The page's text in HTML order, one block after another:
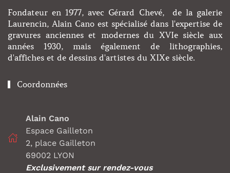
Fondateur en 1977, avec Gérard Chevé, de la galerie
Laurencin, Alain Cano est spécialisé dans l'expertise de
gravures anciennes et modernes du XVIe siècle aux
années 1930, mais également de lithographies,
d'affiches et de dessins d'artistes du XIXe siècle.
Coordonnées
Alain Cano
Espace Gailleton
2, place Gailleton
69002 LYON
Exclusivement sur rendez-vous